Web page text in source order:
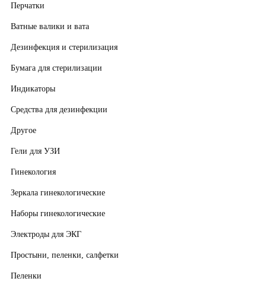
Перчатки
Ватные валики и вата
Дезинфекция и стерилизация
Бумага для стерилизации
Индикаторы
Средства для дезинфекции
Другое
Гели для УЗИ
Гинекология
Зеркала гинекологические
Наборы гинекологические
Электроды для ЭКГ
Простыни, пеленки, салфетки
Пеленки